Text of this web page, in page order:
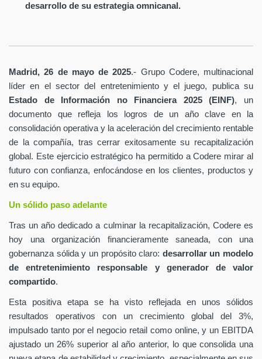
desarrollo de su estrategia omnicanal.
Madrid, 26 de mayo de 2025.- Grupo Codere, multinacional
líder en el sector del entretenimiento y el juego, publica su
Estado de Información no Financiera 2025 (EINF), un
documento que refleja los logros de un año clave en la
consolidación operativa y la aceleración del crecimiento rentable
de la compañía, tras cerrar exitosamente su recapitalización
global. Este ejercicio estratégico ha permitido a Codere mirar al
futuro con confianza, enfocándose en los clientes, productos y
en su equipo.
Un sólido paso adelante
Tras un año dedicado a culminar la recapitalización, Codere es
hoy una organización financieramente saneada, con una
gobernanza sólida y un propósito claro: desarrollar un modelo
de entretenimiento responsable y generador de valor
compartido.
Esta positiva etapa se ha visto reflejada en unos sólidos
resultados operativos con un crecimiento global del 3%,
impulsado tanto por el negocio retail como online, y un EBITDA
ajustado un 26% superior al año anterior, lo que consolida una